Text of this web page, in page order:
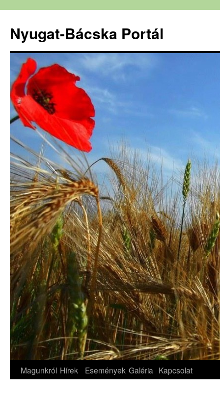
Nyugat-Bácska Portál
Magunkról Hírek Események Galéria Kapcsolat